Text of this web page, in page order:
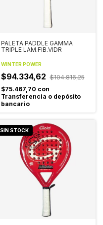
PALETA PADDLE GAMMA
TRIPLE LAM.FIB.VIDR
WINTER POWER
$94.334,62 $104.816,25
$75.467,70 con
Transferencia o depósito
bancario
SIN STOCK